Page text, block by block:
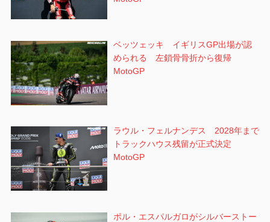
ベッツェッキ イギリスGP出場が認
められる 左鎖骨骨折から復帰
MotoGP
ラウル・フェルナンデス 2028年まで
トラックハウス残留が正式決定
MotoGP
ポル・エスパルガロがシルバーストー